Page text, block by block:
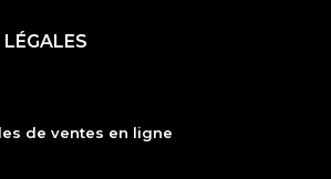
de ventes en ligne